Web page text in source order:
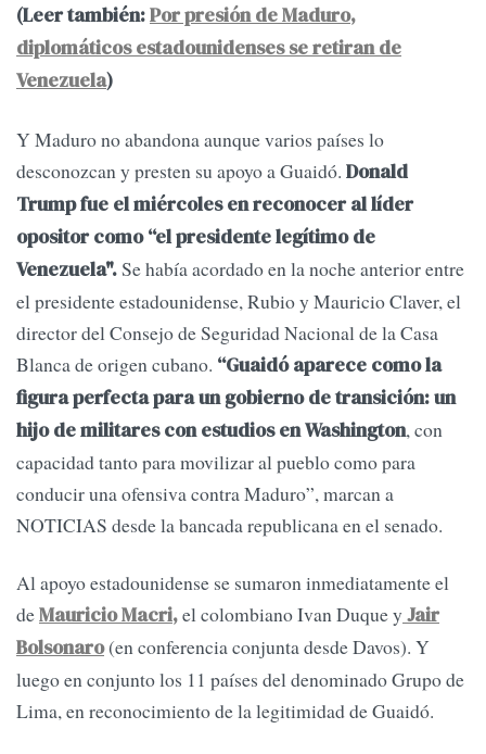
(Leer también:Por presión de Maduro,
diplomáticos estadounidenses se retiran de
Venezuela)
Y Maduro no abandona aunque varios países lo
desconozcan y presten su apoyo a Guaidó. Donald
Trump fue el miércoles en reconocer al líder
opositor como “el presidente legítimo de
Venezuela".Se había acordado en la noche anterior entre
el presidente estadounidense, Rubio y Mauricio Claver, el
director del Consejo de Seguridad Nacional de la Casa
Blanca de origen cubano. “Guaidó aparece como la
figura perfecta para un gobierno de transición: un
hijo de militares con estudios en Washington, con
capacidad tanto para movilizar al pueblo como para
conducir una ofensiva contra Maduro”, marcan a
NOTICIAS desde la bancada republicana en el senado.
Al apoyo estadounidense se sumaron inmediatamente el
deMauricio Macri,el colombiano Ivan Duque y Jair
Bolsonaro(en conferencia conjunta desde Davos). Y
luego en conjunto los 11 países del denominado Grupo de
Lima, en reconocimiento de la legitimidad de Guaidó.